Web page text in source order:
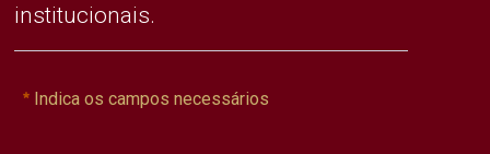
institucionais.
Indica os campos necessários